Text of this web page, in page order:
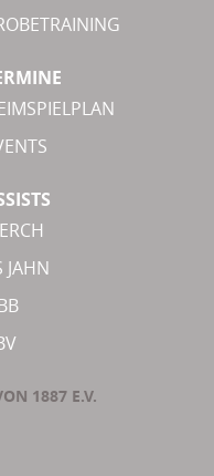
JAHN
1887 E.V.